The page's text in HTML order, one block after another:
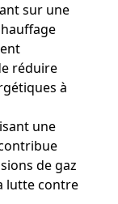
sur une
réduire
à
une
de gaz
lutte contre